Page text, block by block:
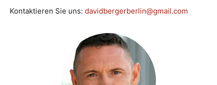
Kontaktieren Sie uns: davidbergerberlin@gmail.com